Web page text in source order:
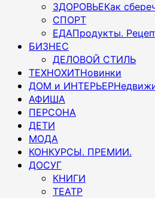
ЗДОРОВЬЕКак
СПОРТ
ЕДАПродукты.
БИЗНЕС
ДЕЛОВОЙ СТИЛЬ
ТЕХНОХИТНовинки
ДОМ и ИНТЕРЬЕР
АФИША
ПЕРСОНА
ДЕТИ
МОДА
КОНКУРСЫ. ПРЕМИИ.
ДОСУГ
КНИГИ
ТЕАТР